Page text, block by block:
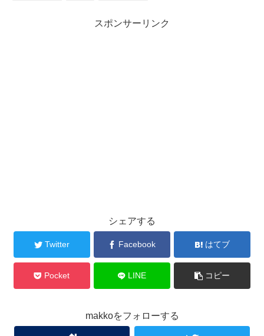
スポンサーリンク
シェアする
Twitter Facebook はてブ
Pocket LINE コピー
makkoをフォローする